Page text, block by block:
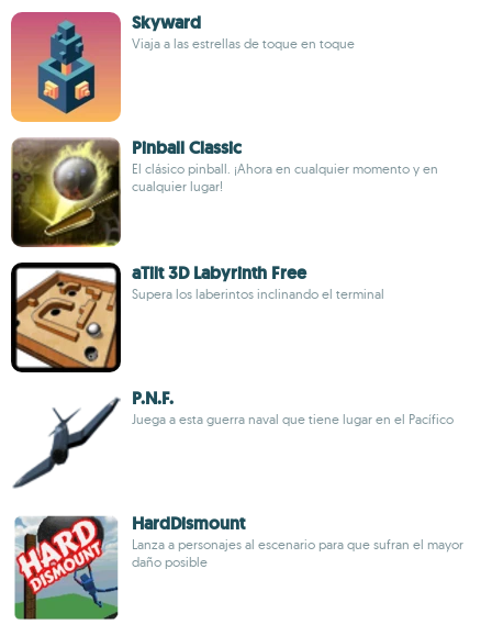
Skyward
Viaja a las estrellas de toque en toque
Pinball Classic
El clásico pinball. ¡Ahora en cualquier momento y en
cualquier lugar!
aTilt 3D Labyrinth Free
Supera los laberintos inclinando el terminal
P.N.F.
Juega a esta guerra naval que tiene lugar en el Pacífico
HardDismount
Lanza a personajes al escenario para que sufran el mayor
daño posible